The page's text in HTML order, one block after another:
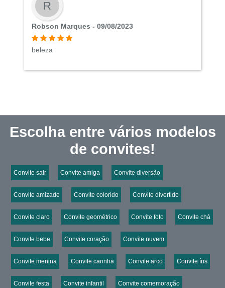
R
Robson Marques - 09/08/2023
beleza
Escolha entre vários modelos
de convites!
Convite sair Convite amiga Convite diversão
Convite amizade Convite colorido Convite divertido
Convite claro Convite geométrico Convite foto Convite chá
Convite bebe Convite coração Convite nuvem
Convite menina Convite carinha Convite arco Convite íris
Convite festa Convite infantil Convite comemoração